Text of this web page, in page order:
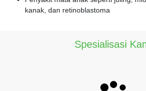
kanak, dan retinoblastoma
Spesialisasi